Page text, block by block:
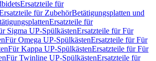
Ersatzteile für
für ZubehörBetätigungsplatten und
Ersatzteile für
Sigma UP-SpülkästenErsatzteile für Für
Für Omega UP-SpülkästenErsatzteile für Für
Für Kappa UP-SpülkästenErsatzteile für Für
Für Twinline UP-SpülkästenErsatzteile für